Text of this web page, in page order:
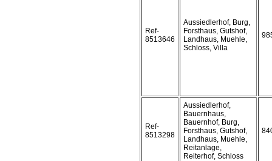
Ref-
8513646
Aussiedlerhof, Burg,
Forsthaus, Gutshof,
Landhaus, Muehle,
Schloss, Villa
Ref-
8513298
Aussiedlerhof,
Bauernhaus,
Bauernhof, Burg,
Forsthaus, Gutshof,
Landhaus, Muehle,
Reitanlage,
Reiterhof, Schloss